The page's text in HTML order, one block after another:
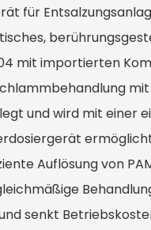
für
mit importierten
und wird mit einer
Auflösung von
senkt